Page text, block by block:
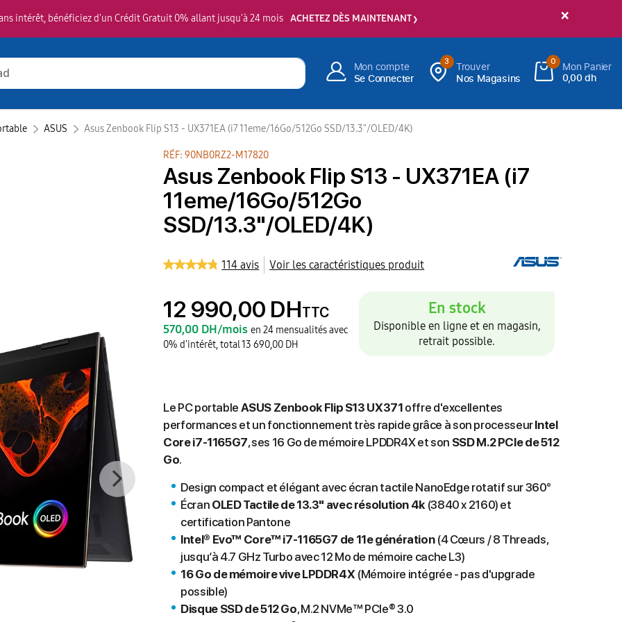
×
intérêt, bénéficiez d'un Crédit Gratuit 0% allant jusqu'à 24 mois ACHETEZ DÈS MAINTENANT
Mon compte
Se Connecter
3
Trouver
Nos Magasins
0
Mon Panier
0,00 dh
ASUS‎ Asus Zenbook Flip S13 - UX371EA (i7 11eme/16Go/512Go SSD/13.3"/OLED/4K)
RÉF: 90NB0RZ2-M17820
Asus Zenbook Flip S13 - UX371EA (i7
11eme/16Go/512Go
SSD/13.3"/OLED/4K)
114 avis Voir les caractéristiques produit
12 990,00 DHTTC
570,00 DH/moisen 24 mensualités avec
0% d'intérêt, total 13 690,00 DH
En stock
Disponible en ligne et en magasin,
retrait possible.
Le PC portable ASUS Zenbook Flip S13 UX371 offre d'excellentes
performances et un fonctionnement très rapide grâce à son processeurIntel
Core i7-1165G7, ses 16 Go de mémoire LPDDR4X et son SSD M.2 PCIe de 512
Go.
Design compact et élégant avec écran tactile NanoEdge rotatif sur 360°
Écran OLED Tactile de 13.3" avec résolution 4k (3840 x 2160) et
certification Pantone
Intel® Evo™ Core™ i7-1165G7 de 11e génération (4 Cœurs / 8 Threads,
jusqu‘à 4.7 GHz Turbo avec 12 Mo de mémoire cache L3)
16 Go de mémoire vive LPDDR4X (Mémoire intégrée - pas d'upgrade
possible)
Disque SSD de 512 Go, M.2 NVMe™ PCIe® 3.0